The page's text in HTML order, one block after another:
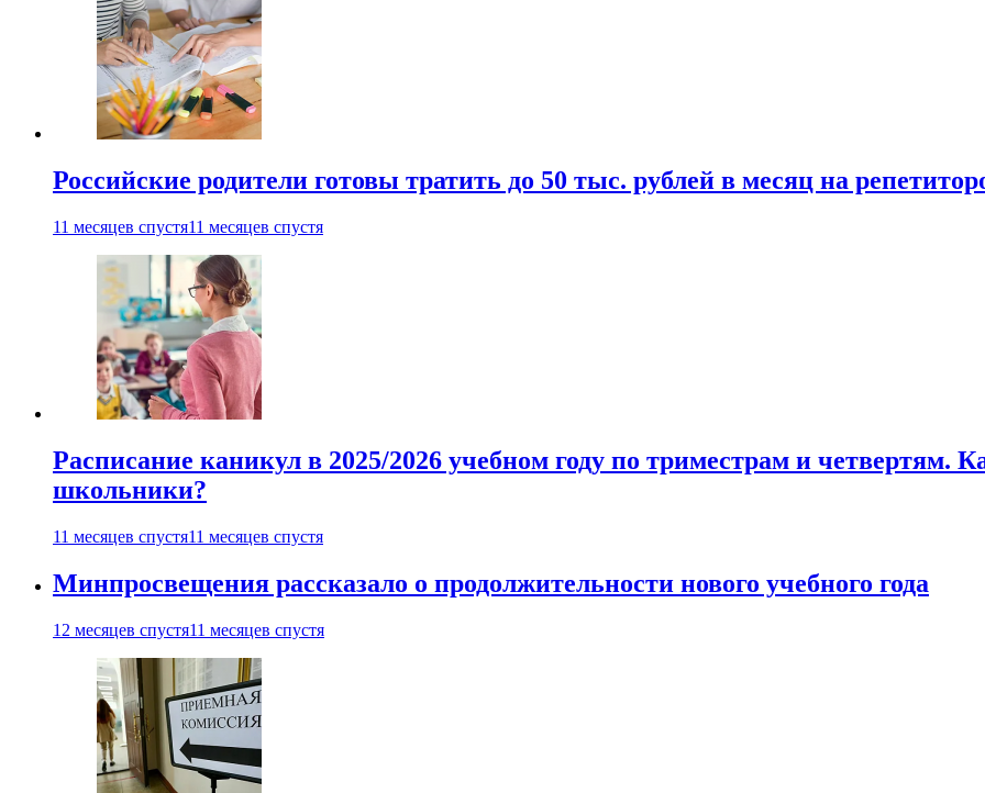
Российские родители готовы тратить до 50 тыс. рублей в месяц на
11 месяцев спустя11 месяцев спустя
Расписание каникул в 2025/2026 учебном году по триместрам и четвертям.
школьники?
11 месяцев спустя11 месяцев спустя
Минпросвещения рассказало о продолжительности нового учебного года
12 месяцев спустя11 месяцев спустя